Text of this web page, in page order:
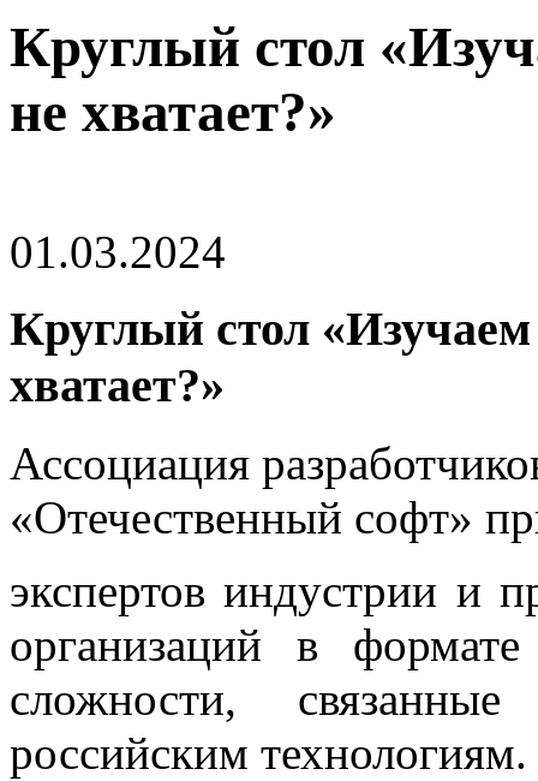
Круглый стол
не хватает?»
01.03.2024
Круглый стол «Изучаем
хватает?»
Ассоциация
«Отечественный софт»
экспертов индустрии и
организаций в
сложности,
российским технологиям.